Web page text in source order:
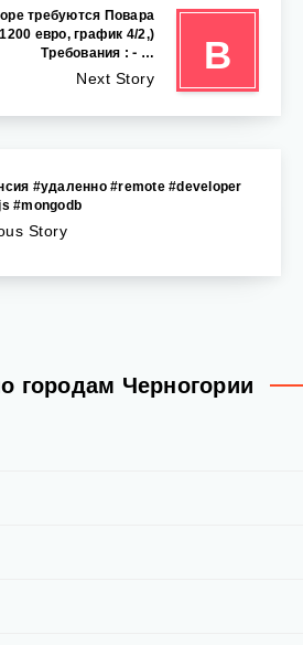
В
требуются Повара
евро, график 4/2,)
Требования : ⁃ …
Next Story
#удаленно #remote #developer
#mongodb
Story
городам Черногории